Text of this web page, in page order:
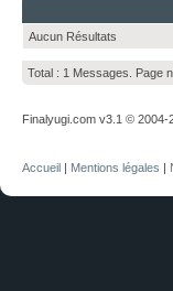
Aucun Résultats
Total : 1 Messages. Page
Finalyugi.com v3.1 © 2004-
Accueil | Mentions légales |